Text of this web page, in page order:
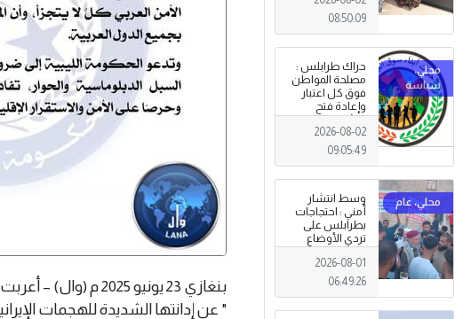
08:50:09
حراك طرابلس :
مصلحة المواطن
فوق كل اعتبار
وإعادة فتح
المؤسسات
جاءت استجابةً
للإرادة الشعبية
2026-08-02
09:05:49
وسط انتشار
أمني : احتجاجات
بطرابلس على
تردي الأوضاع
المعيشية وتدني
الخدمات العامة .
2026-08-01
06:49:26
بنغازي 23 يونيو
" عن إدانتها الشديدة للهجمات